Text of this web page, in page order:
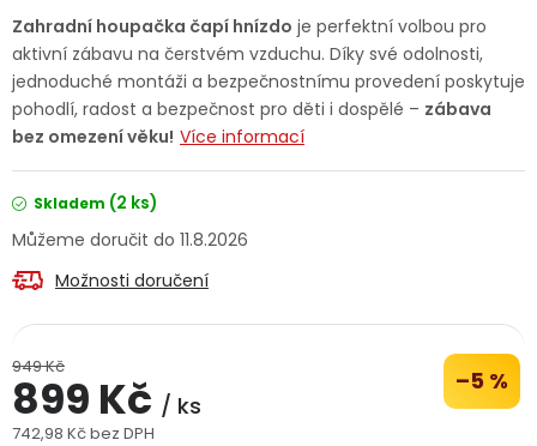
Značky
Servis nářadí Hodnocení obchodu
Zahradní houpačka čapí hnízdo je perfektní volbou pro
aktivní zábavu na čerstvém vzduchu. Díky své odolnosti,
jednoduché montáži a bezpečnostnímu provedení poskytuje
pohodlí, radost a bezpečnost pro děti i dospělé – zábava
bez omezení věku! Více informací
Skladem (2 ks)
11.8.2026
Možnosti doručení
949 Kč –5 %
899 Kč / ks
742,98 Kč bez DPH